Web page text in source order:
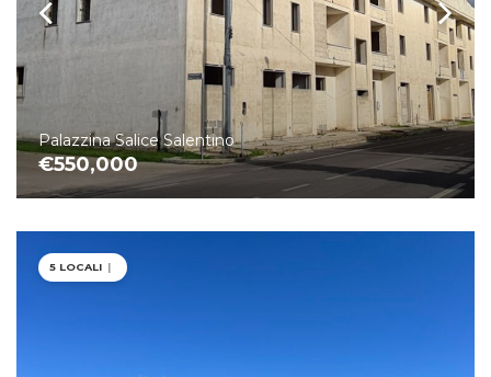
Palazzina Salice Salentino
€550,000
5 LOCALI |